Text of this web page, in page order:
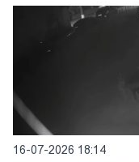
16-07-2026 18:14